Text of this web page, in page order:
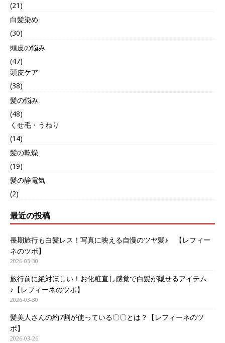
(21)
白髪染め
(30)
頭皮の悩み
(47)
頭皮ケア
(38)
髪の悩み
(48)
くせ毛・うねり
(14)
髪の乾燥
(19)
髪の静電気
(2)
最近の投稿
長期旅行も白髪レス！写真に映える自慢のツヤ髪♪ 【レフィー
ネのツボ】
2026-03-30
旅行前に絶対ほしい！お化粧直し感覚で白髪が隠せるアイテム
♪【レフィーネのツボ】
2026-03-30
髪美人さんの約7割が使っている〇〇とは？【レフィーネのツ
ボ】
2026-03-26